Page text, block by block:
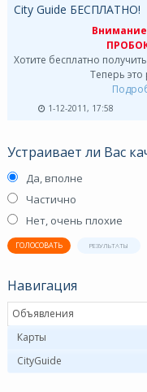
City Guide БЕСПЛАТНО!
Хотите бесплатно
Теперь
1-12-2011, 17:58
Устраивает ли Вас
Да, вполне
Частично
Нет, очень плохие
ГОЛОСОВАТЬ РЕЗУЛЬТАТЫ
Навигация
Объявления
Карты
CityGuide